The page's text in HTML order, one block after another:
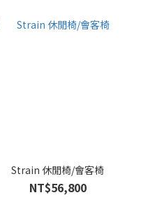
Strain 休閒椅/會客椅
NT$56,800